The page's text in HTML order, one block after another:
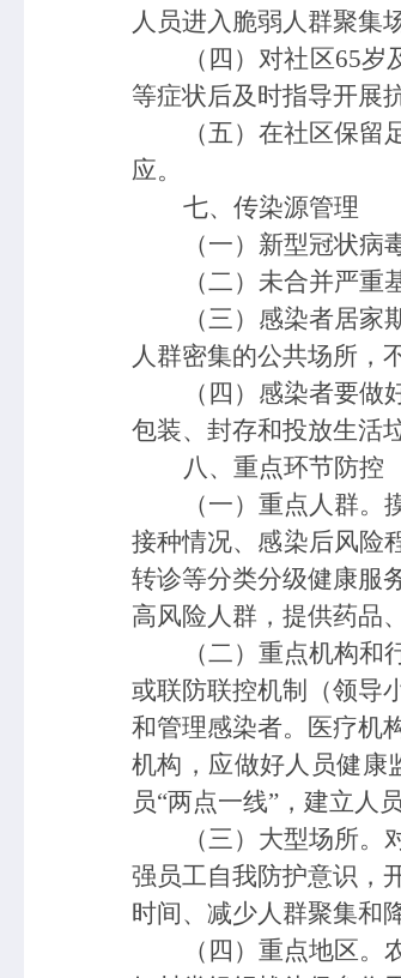
人员进入脆弱人群聚集
（ 四 ）对社区65岁
等症状后及时指导开展
（五）在社区保留
应。
七、传染源管理
（一）新型冠状
（二）未合并严
（三）感染者居
人群密集的公共场所，
（四）感染者要
包装、封存和投放生活
八、重点环节防控
（一）重点人群。
接种情况、感染后风险
转诊等分类分级健康服
高风险人群，提供药品
（二）重点机构和
或联防联控机制（领导
和管理感染者。医疗机
机构，应做好人员健康
员“两点一线”，建立人
（三） 大型场所。
强员工自我防护意识，
时间、减少人群聚集和
（四） 重点地区。